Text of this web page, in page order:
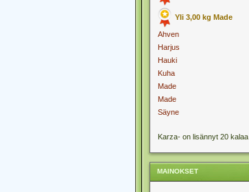
Yli 3,00 kg Made
Ahven
Harjus
Hauki
Kuha
Made
Made
Säyne
Karza- on lisännyt 20 kalaa
MAINOKSET